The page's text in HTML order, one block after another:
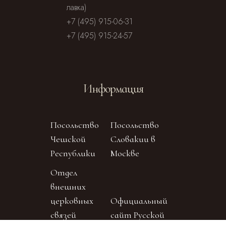
лавка)
+7 (495) 915-06-31
+7 (495) 915-24-57
Информация
Посольство
Чешской
Республики
Посольство
Словакии в
Москве
Отдел
внешних
церковных
связей
Официальный
сайт Русской